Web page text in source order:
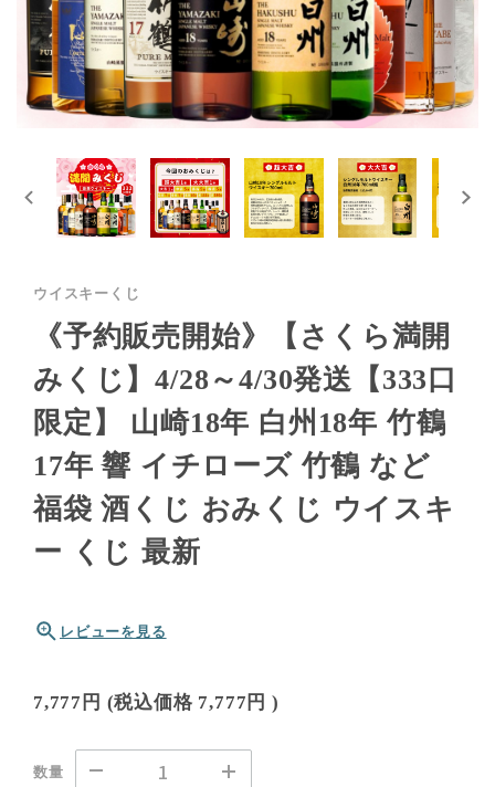
ウイスキーくじ
《予約販売開始》【さくら満開
みくじ】4/28～4/30発送【333口
限定】 山崎18年 白州18年 竹鶴
17年 響 イチローズ 竹鶴 など
福袋 酒くじ おみくじ ウイスキ
ー くじ 最新
レビューを見る
7,777円 (税込価格 7,777円 )
数量